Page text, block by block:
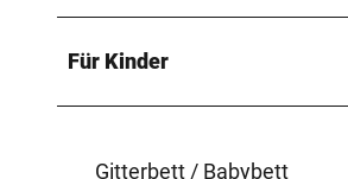
Für Kinder
Gitterbett / Babybett